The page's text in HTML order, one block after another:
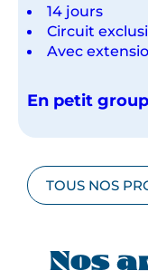
14 jours
Circuit
Avec
En petit
TOUS NOS
Nos